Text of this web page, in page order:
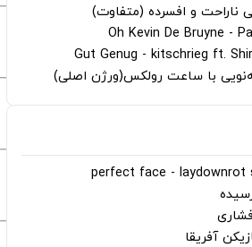
ناراحت و افسرده (متفاوت)
با ساعت رولکس(ورژن اصلی)
فشاری
آفریقا